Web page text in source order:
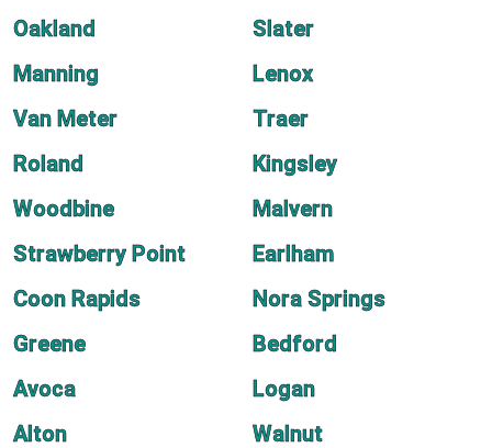
Oakland
Slater
Manning
Lenox
Van Meter
Traer
Roland
Kingsley
Woodbine
Malvern
Strawberry Point
Earlham
Coon Rapids
Nora Springs
Greene
Bedford
Avoca
Logan
Alton
Walnut